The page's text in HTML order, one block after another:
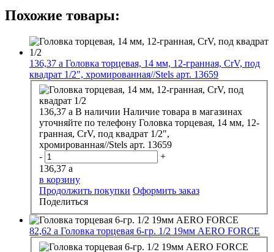
Похожие товары:
136,37 a Головка торцевая, 14 мм, 12-гранная, CrV, под
квадрат 1/2", хромированная//Stels арт. 13659
136,37 a В наличии Наличие товара в магазинах
уточняйте по телефону Головка торцевая, 14 мм, 12-
гранная, CrV, под квадрат 1/2",
хромированная//Stels арт. 13659
-
+
136,37 a
в корзину
Продолжить покупки Оформить заказ
Поделиться
82,62 a Головка торцевая 6-гр. 1/2 19мм AERO FORCE